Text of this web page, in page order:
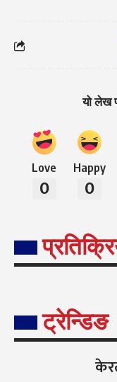
यो लेख
Love
0
Happy
0
ट्रेन्डिङ